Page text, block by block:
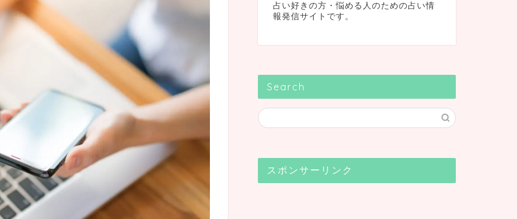
占い好きの方・悩める人のための占い情
報発信サイトです。
Search
スポンサーリンク